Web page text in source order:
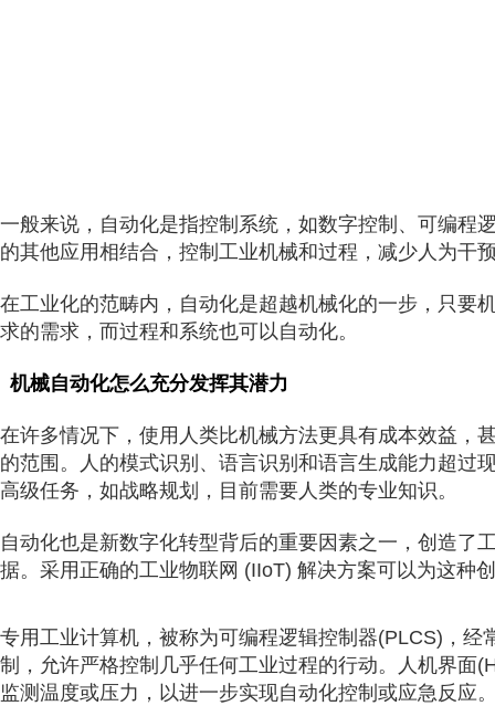
一般来说，自动化是指控制系统，如数字控制、可编程
的其他应用相结合，控制工业机械和过程，减少人为干
在工业化的范畴内，自动化是超越机械化的一步，只要
求的需求，而过程和系统也可以自动化。
机械自动化怎么充分发挥其潜力
在许多情况下，使用人类比机械方法更具有成本效益，
的范围。人的模式识别、语言识别和语言生成能力超过
高级任务，如战略规划，目前需要人类的专业知识。
自动化也是新数字化转型背后的重要因素之一，创造了
据。采用正确的工业物联网 (IIoT) 解决方案可以为这种
专用工业计算机，被称为可编程逻辑控制器(PLCS)，
制，允许严格控制几乎任何工业过程的行动。人机界面
监测温度或压力，以进一步实现自动化控制或应急反应